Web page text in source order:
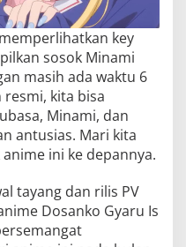
key
sosok Minami
masih ada waktu 6
kita bisa
Minami, dan
antusias. Mari kita
ini ke depannya.
tayang dan rilis PV
Dosanko Gyaru Is